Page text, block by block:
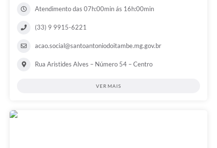
Atendimento das 07h:00min ás 16h:00min
(33) 9 9915-6221
acao.social@santoantoniodoitambe.mg.gov.br
Rua Aristides Alves – Número 54 – Centro
VER MAIS